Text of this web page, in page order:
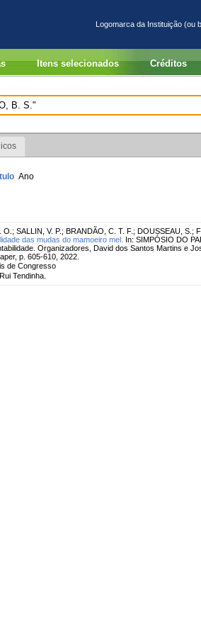
Logomarca da Instituição (ou
Itens selecionados Créditos
Ano
O. ; SALLIN, V. P. ; BRANDÃO, C. T. F. ; DOUSSEAU, S. ;
das mudas do mamoeiro mel. In: SIMPÓSIO DO
Organizadores, David dos Santos Martins e
p. 605-610, 2022.
de Congresso
Tendinha.